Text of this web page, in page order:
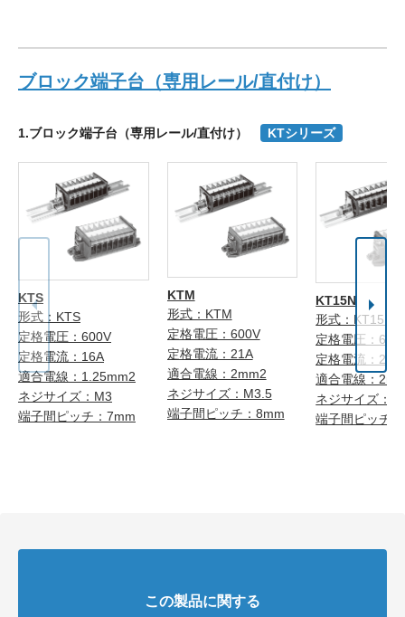
ブロック端子台（専用レール/直付け）
1.ブロック端子台（専用レール/直付け） KTシリーズ
KTS
形式：KTS
定格電圧：600V
定格電流：16A
適合電線：1.25mm2
ネジサイズ：M3
端子間ピッチ：7mm
KTM
形式：KTM
定格電圧：600V
定格電流：21A
適合電線：2mm2
ネジサイズ：M3.5
端子間ピッチ：8mm
KT15N
形式：KT15N
定格電圧：
定格電流：21A
適合電線：
ネジサイズ：
端子間ピッチ
この製品に関する